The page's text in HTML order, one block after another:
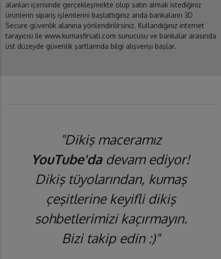
alanları içerisinde gerçekleşmekte olup satın almak istediğiniz
ürünlerin sipariş işlemlerini başlattığınız anda bankaların 3D
Secure güvenlik alanına yönlendirilirsiniz. Kullandığınız internet
tarayıcısı ile www.kumasfirsati.com sunucusu ve bankalar arasında
üst düzeyde güvenlik şartlarında bilgi alışverişi başlar.
"Dikiş maceramız
YouTube'dadevam ediyor!
Dikiş tüyolarından, kumaş
çeşitlerine keyifli dikiş
sohbetlerimizi kaçırmayın.
Bizi takip edin :)"